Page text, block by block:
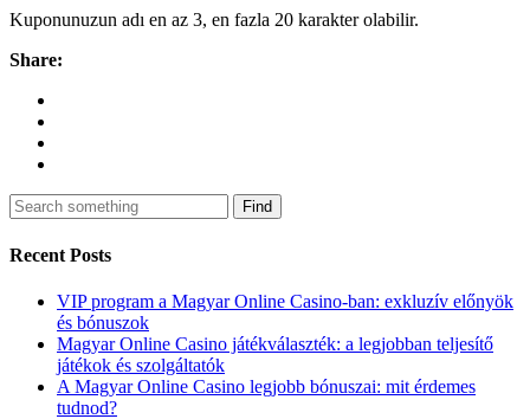
Kuponunuzun adı en az 3, en fazla 20 karakter olabilir.
Share:
Find
Recent Posts
VIP program a Magyar Online Casino-ban: exkluzív előnyök
és bónuszok
Magyar Online Casino játékválaszték: a legjobban teljesítő
játékok és szolgáltatók
A Magyar Online Casino legjobb bónuszai: mit érdemes
tudnod?